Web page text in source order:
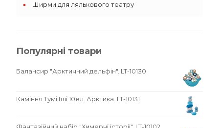
Ширми для лялькового театру
Популярні товари
Балансир "Арктичний дельфін". LT-10130
Каміння Тумі Іші 10ел. Арктика. LT-10131